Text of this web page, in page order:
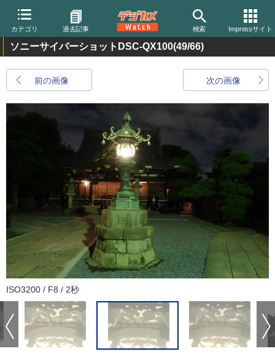
カテゴリ 過去記事 検索 Impressサイト
ソニーサイバーショットDSC-QX100(49/66)
前の画像 次の画像
ISO3200 / F8 / 2秒